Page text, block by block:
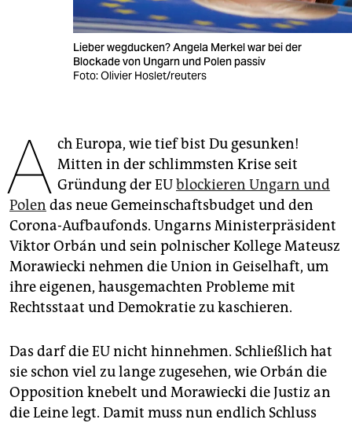
veranstaltungen
fragen & hilfe
genossenschaft
epaper login
Lieber wegducken? Angela Merkel war bei der
Blockade von Ungarn und Polen passiv
Foto: Olivier Hoslet/reuters
A ch Europa, wie tief bist Du gesunken!
Mitten in der schlimmsten Krise seit
Gründung der EUblockieren Ungarn und
Polen das neue Gemeinschaftsbudget und den
Corona-Aufbaufonds. Ungarns Ministerpräsident
Viktor Orbán und sein polnischer Kollege Mateusz
Morawiecki nehmen die Union in Geiselhaft, um
ihre eigenen, hausgemachten Probleme mit
Rechtsstaat und Demokratie zu kaschieren.
Das darf die EU nicht hinnehmen. Schließlich hat
sie schon viel zu lange zugesehen, wie Orbán die
Opposition knebelt und Morawiecki die Justiz an
die Leine legt. Damit muss nun endlich Schluss